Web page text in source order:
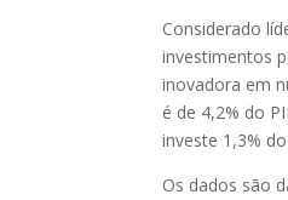
Considerado
investimentos
inovadora em
é de 4,2% do
investe 1,3%
Os dados são